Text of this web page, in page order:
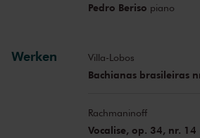
Pedro Beriso piano
Werken Villa-Lobos
Bachianas brasileiras
Rachmaninoff
Vocalise, op. 34, nr. 14